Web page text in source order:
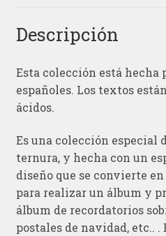
Descripción
Esta colección está hecha
españoles. Los textos
ácidos.
Es una colección especial
ternura, y hecha con un
diseño que se convierte
para realizar un álbum y
álbum de recordatorios
postales de navidad, etc..